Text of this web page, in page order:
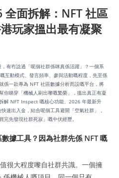
面拆解：NFT 社區
玩家搵出最有凝聚
有冇諗過「呢個社群係咪真係活躍」？一個系
互動模式、發言頻率、參與活動嘅程度，先至係
係一款專為 NFT 社區數據分析而設嘅平台，將
睇穿「機械人刷出嚟嘅繁榮」，搵出真正有凝
解 NFT Inspect 嘅核心功能、2026 年最新升
速出入金，結合呢個工具避開「空氣社群」，
先發現社群死寂」嘅中伏經歷。
據工具？因為社群先係 NFT 嘅
很大程度嚟自社群共識。一個擁